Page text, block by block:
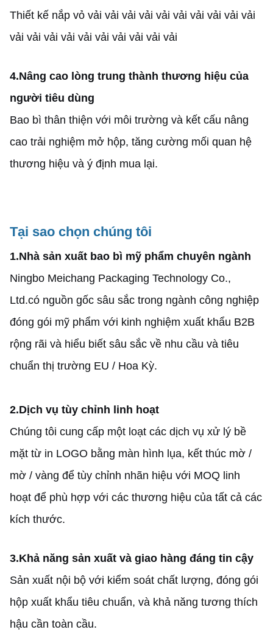
Thiết kế nắp vỏ vải vải vải vải vải vải vải vải vải vải
vải vải vải vải vải vải vải vải vải vải
4.Nâng cao lòng trung thành thương hiệu của
người tiêu dùng
Bao bì thân thiện với môi trường và kết cấu nâng
cao trải nghiệm mở hộp, tăng cường mối quan hệ
thương hiệu và ý định mua lại.
Tại sao chọn chúng tôi
1.Nhà sản xuất bao bì mỹ phẩm chuyên ngành
Ningbo Meichang Packaging Technology Co.,
Ltd.có nguồn gốc sâu sắc trong ngành công nghiệp
đóng gói mỹ phẩm với kinh nghiệm xuất khẩu B2B
rộng rãi và hiểu biết sâu sắc về nhu cầu và tiêu
chuẩn thị trường EU / Hoa Kỳ.
2.Dịch vụ tùy chỉnh linh hoạt
Chúng tôi cung cấp một loạt các dịch vụ xử lý bề
mặt từ in LOGO bằng màn hình lụa, kết thúc mờ /
mờ / vàng để tùy chỉnh nhãn hiệu với MOQ linh
hoạt để phù hợp với các thương hiệu của tất cả các
kích thước.
3.Khả năng sản xuất và giao hàng đáng tin cậy
Sản xuất nội bộ với kiểm soát chất lượng, đóng gói
hộp xuất khẩu tiêu chuẩn, và khả năng tương thích
hậu cần toàn cầu.